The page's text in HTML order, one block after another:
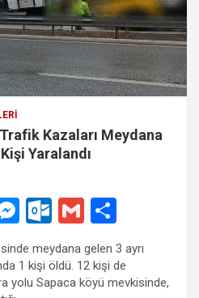
Kazaları Meydana
Yaralandı
M
es
se
n
O
ut
lo
o
G
m
ail
h
ar
e
meydana gelen 3 ayrı
1 kişi öldü. 12 kişi de
yolu Sapaca köyü mevkisinde,